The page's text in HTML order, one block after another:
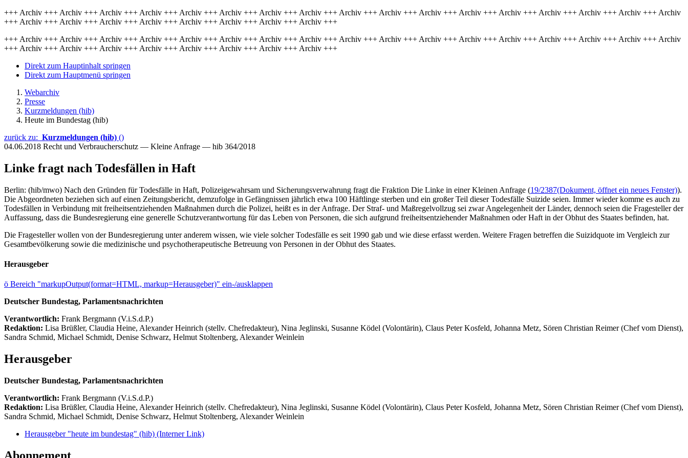
+++ Archiv +++ Archiv +++ Archiv +++ Archiv +++ Archiv +++ Archiv +++ Archiv +++ Archiv +++ Archiv +++ Archiv +++ Archiv +++ Archiv +++ Archiv +++ Archiv +++ Archiv +++ Archiv +++ Archiv
+++ Archiv +++ Archiv +++ Archiv +++ Archiv +++ Archiv +++ Archiv +++ Archiv +++ Archiv +++
+++ Archiv +++ Archiv +++ Archiv +++ Archiv +++ Archiv +++ Archiv +++ Archiv +++ Archiv +++ Archiv +++ Archiv +++ Archiv +++ Archiv +++ Archiv +++ Archiv +++ Archiv +++ Archiv +++ Archiv
+++ Archiv +++ Archiv +++ Archiv +++ Archiv +++ Archiv +++ Archiv +++ Archiv +++ Archiv +++
Direkt zum Hauptinhalt springen
Direkt zum Hauptmenü springen
Webarchiv
Presse
Kurzmeldungen (hib)
Heute im Bundestag (hib)
zurück zu: Kurzmeldungen (hib) ()
04.06.2018 Recht und Verbraucherschutz — Kleine Anfrage — hib 364/2018
Linke fragt nach Todesfällen in Haft
Berlin: (hib/mwo) Nach den Gründen für Todesfälle in Haft, Polizeigewahrsam und Sicherungsverwahrung fragt die Fraktion Die Linke in einer Kleinen Anfrage (19/2387(Dokument, öffnet ein neues Fenster)).
Die Abgeordneten beziehen sich auf einen Zeitungsbericht, demzufolge in Gefängnissen jährlich etwa 100 Häftlinge sterben und ein großer Teil dieser Todesfälle Suizide seien. Immer wieder komme es auch zu
Todesfällen in Verbindung mit freiheitsentziehenden Maßnahmen durch die Polizei, heißt es in der Anfrage. Der Straf- und Maßregelvollzug sei zwar Angelegenheit der Länder, dennoch seien die Fragesteller der
Auffassung, dass die Bundesregierung eine generelle Schutzverantwortung für das Leben von Personen, die sich aufgrund freiheitsentziehender Maßnahmen oder Haft in der Obhut des Staates befinden, hat.
Die Fragesteller wollen von der Bundesregierung unter anderem wissen, wie viele solcher Todesfälle es seit 1990 gab und wie diese erfasst werden. Weitere Fragen betreffen die Suizidquote im Vergleich zur
Gesamtbevölkerung sowie die medizinische und psychotherapeutische Betreuung von Personen in der Obhut des Staates.
Herausgeber
ö Bereich "markupOutput(format=HTML, markup=Herausgeber)" ein-/ausklappen
Deutscher Bundestag, Parlamentsnachrichten
Verantwortlich: Frank Bergmann (V.i.S.d.P.)
Redaktion: Lisa Brüßler, Claudia Heine, Alexander Heinrich (stellv. Chefredakteur), Nina Jeglinski, Susanne Ködel (Volontärin), Claus Peter Kosfeld, Johanna Metz, Sören Christian Reimer (Chef vom Dienst),
Sandra Schmid, Michael Schmidt, Denise Schwarz, Helmut Stoltenberg, Alexander Weinlein
Herausgeber
Deutscher Bundestag, Parlamentsnachrichten
Verantwortlich: Frank Bergmann (V.i.S.d.P.)
Redaktion: Lisa Brüßler, Claudia Heine, Alexander Heinrich (stellv. Chefredakteur), Nina Jeglinski, Susanne Ködel (Volontärin), Claus Peter Kosfeld, Johanna Metz, Sören Christian Reimer (Chef vom Dienst),
Sandra Schmid, Michael Schmidt, Denise Schwarz, Helmut Stoltenberg, Alexander Weinlein
Herausgeber "heute im bundestag" (hib) (Interner Link)